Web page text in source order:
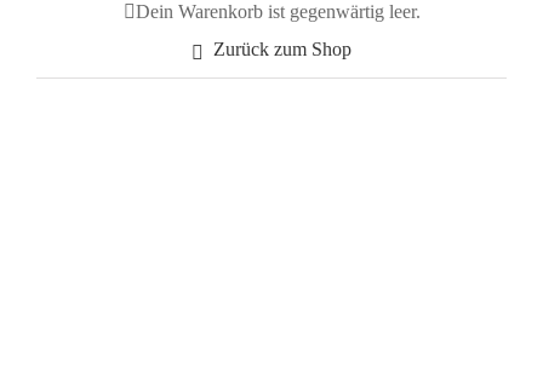
Dein Warenkorb ist gegenwärtig leer.
Zurück zum Shop